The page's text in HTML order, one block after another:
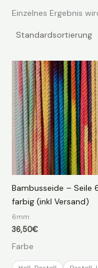
Einzelnes Ergebnis
Bambusseide – Seile
farbig (inkl Versand)
6mm
36,50€
Farbe